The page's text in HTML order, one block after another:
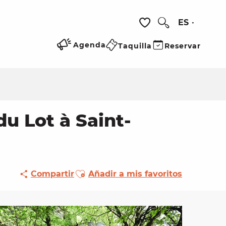
Voir les favoris
ES
Agenda Taquilla Reservar
Lot à Saint-
CompartirAjouter aux favoris
Añadir a mis favoritos